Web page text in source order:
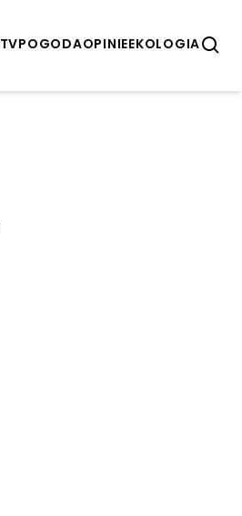
TVPOGODAOPINIEEKOLOGIA